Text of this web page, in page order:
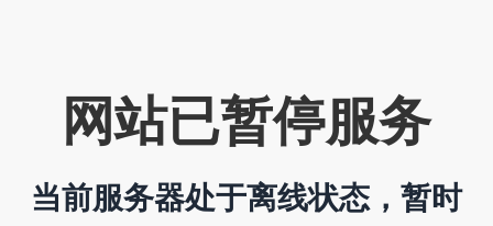
网站已暂停服务
当前服务器处于离线状态，暂时